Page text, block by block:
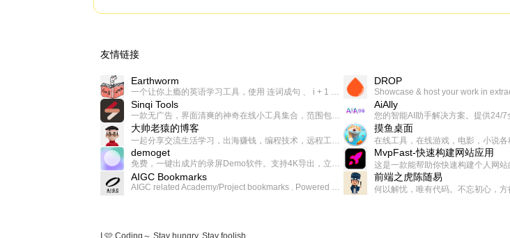
友情链接
Earthworm
一个让你上瘾的英语学习工具，使用 连词成句 、 i + 1 、 以终为始等学习理论来帮助你习得英语，通过不断的重复形成肌肉记忆，最重要的是 游戏化 的形式让学习英语从此不再痛苦
DROP
Sinqi Tools
一款无广告，界面清爽的神奇在线小工具集合，范围包括但不限于：开发，设计，日常生活等
AiAlly
大帅老猿的博客
一起分享交流生活学习，出海赚钱，编程技术，远程工作，优秀产品等相关话题。希望大家都能有所收获。
摸鱼桌面
demoget
免费，一键出成片的录屏Demo软件。支持4K导出，立即下载使用。
MvpFast-快速构建网站应用
AIGC Bookmarks
AIGC related Academy/Project bookmarks . Powered by Notion AI (Claude, ChatGPT).
前端之虎陈随易
何以解忧，唯有代码。不忘初心，方
I 🩷 Coding～ Stay hungry, Stay foolish.